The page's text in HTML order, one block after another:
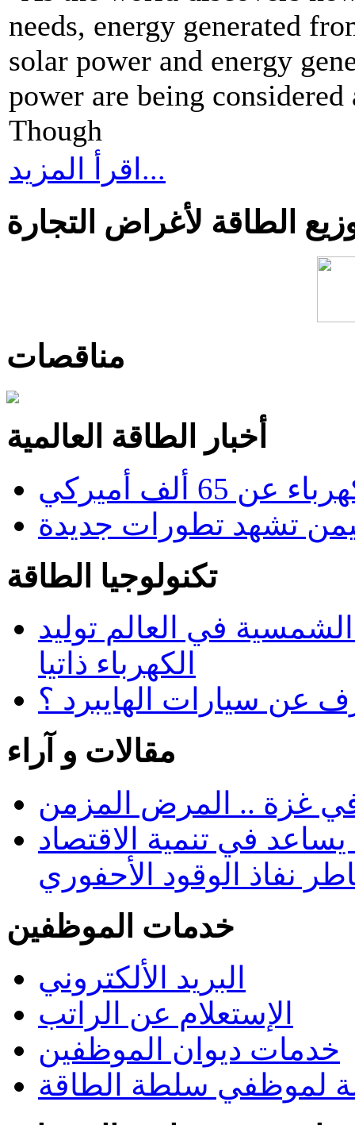
needs, energy generated
solar power and energy
power are being
Though
اقرأ المزيد...
الطاقة لأغراض التجارة
مناقصات
أخبار الطاقة العالمية
ألف أميركي
تشهد تطورات جديدة
تكنولوجيا الطاقة
في العالم توليد
الكهرباء ذاتيا
عن سيارات الهايبرد ؟
مقالات و آراء
في غزة .. المرض المزمن
في تنمية الاقتصاد
نفاذ الوقود الأحفوري
خدمات الموظفين
البريد الألكتروني
الإستعلام عن الراتب
خدمات ديوان الموظفين
لموظفي سلطة الطاقة